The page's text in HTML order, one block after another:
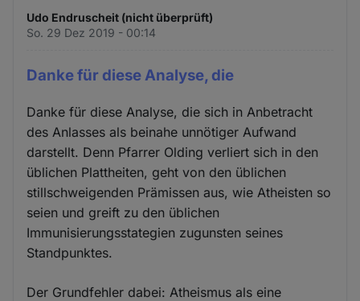
Udo Endruscheit (nicht überprüft)
So. 29 Dez 2019 - 00:14
Danke für diese Analyse, die
Danke für diese Analyse, die sich in Anbetracht
des Anlasses als beinahe unnötiger Aufwand
darstellt. Denn Pfarrer Olding verliert sich in den
üblichen Plattheiten, geht von den üblichen
stillschweigenden Prämissen aus, wie Atheisten so
seien und greift zu den üblichen
Immunisierungsstategien zugunsten seines
Standpunktes.
Der Grundfehler dabei: Atheismus als eine